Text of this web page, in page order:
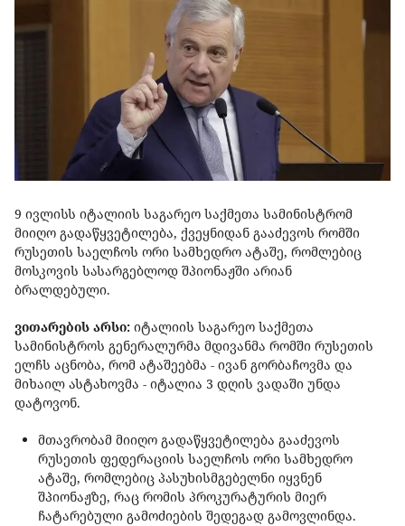
9 ივლისს იტალიის საგარეო საქმეთა სამინისტრომ
მიიღო გადაწყვეტილება, ქვეყნიდან გააძევოს რომში
რუსეთის საელჩოს ორი სამხედრო ატაშე, რომლებიც
მოსკოვის სასარგებლოდ შპიონაჟში არიან
ბრალდებული.
ვითარების არსი: იტალიის საგარეო საქმეთა
სამინისტროს გენერალურმა მდივანმა რომში რუსეთის
ელჩს აცნობა, რომ ატაშეებმა - ივან გორბაჩოვმა და
მიხაილ ასტახოვმა - იტალია 3 დღის ვადაში უნდა
დატოვონ.
მთავრობამ მიიღო გადაწყვეტილება გააძევოს
რუსეთის ფედერაციის საელჩოს ორი სამხედრო
ატაშე, რომლებიც პასუხისმგებელნი იყვნენ
შპიონაჟზე, რაც რომის პროკურატურის მიერ
ჩატარებული გამოძიების შედეგად გამოვლინდა.